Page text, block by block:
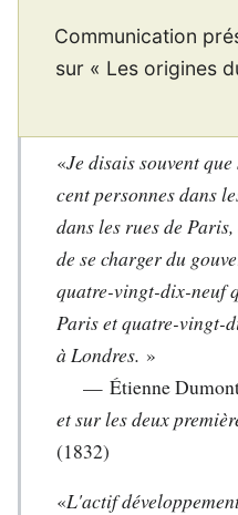
Communication
sur « Les origines
«Je disais souvent
cent personnes dans
dans les rues de
de se charger du
quatre-vingt-dix-neuf
Paris et quatre-vingt-
à Londres. »
— Étienne
et sur les deux
(1832)
«L'actif